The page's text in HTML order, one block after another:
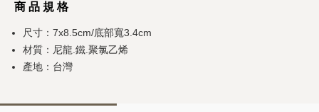
商 品 規 格
尺寸：7x8.5cm/底部寬3.4cm
材質：尼龍.鐵.聚氯乙烯
產地：台灣